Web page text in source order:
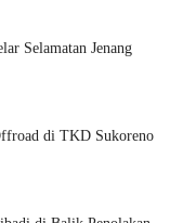
Selamatan Jenang
di TKD Sukoreno